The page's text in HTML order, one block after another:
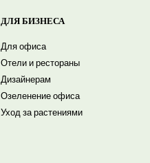
ДЛЯ БИЗНЕСА
Для офиса
Отели и рестораны
Дизайнерам
Озеленение офиса
Уход за растениями